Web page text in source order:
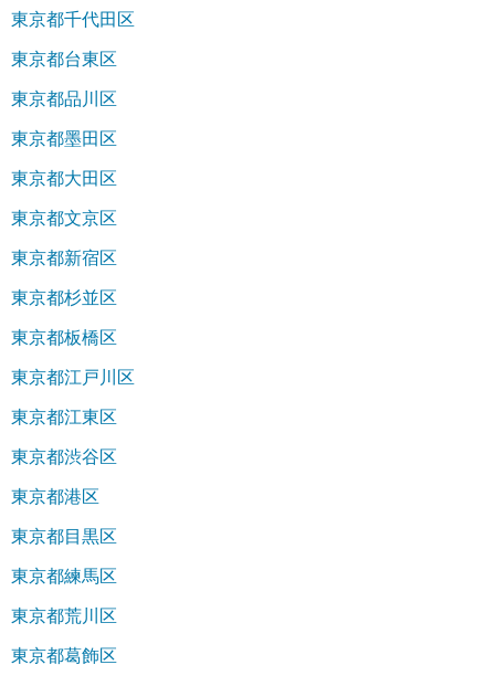
東京都千代田区
東京都台東区
東京都品川区
東京都墨田区
東京都大田区
東京都文京区
東京都新宿区
東京都杉並区
東京都板橋区
東京都江戸川区
東京都江東区
東京都渋谷区
東京都港区
東京都目黒区
東京都練馬区
東京都荒川区
東京都葛飾区